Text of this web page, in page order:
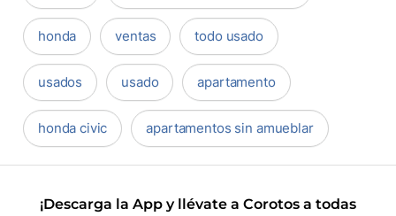
honda ventas todo usado
usados usado apartamento
honda civic apartamentos sin amueblar
¡Descarga la App y llévate a Corotos a todas